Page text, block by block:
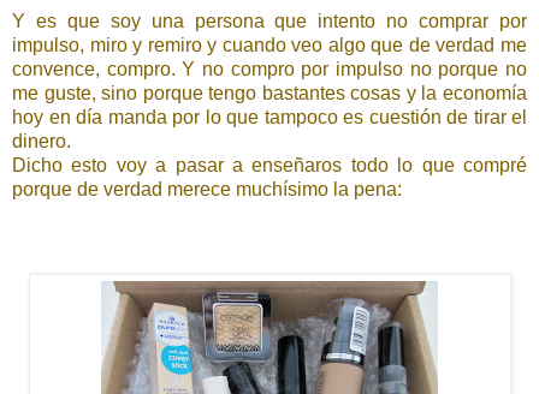
Y es que soy una persona que intento no comprar por
impulso, miro y remiro y cuando veo algo que de verdad me
convence, compro. Y no compro por impulso no porque no
me guste, sino porque tengo bastantes cosas y la economía
hoy en día manda por lo que tampoco es cuestión de tirar el
dinero.
Dicho esto voy a pasar a enseñaros todo lo que compré
porque de verdad merece muchísimo la pena: